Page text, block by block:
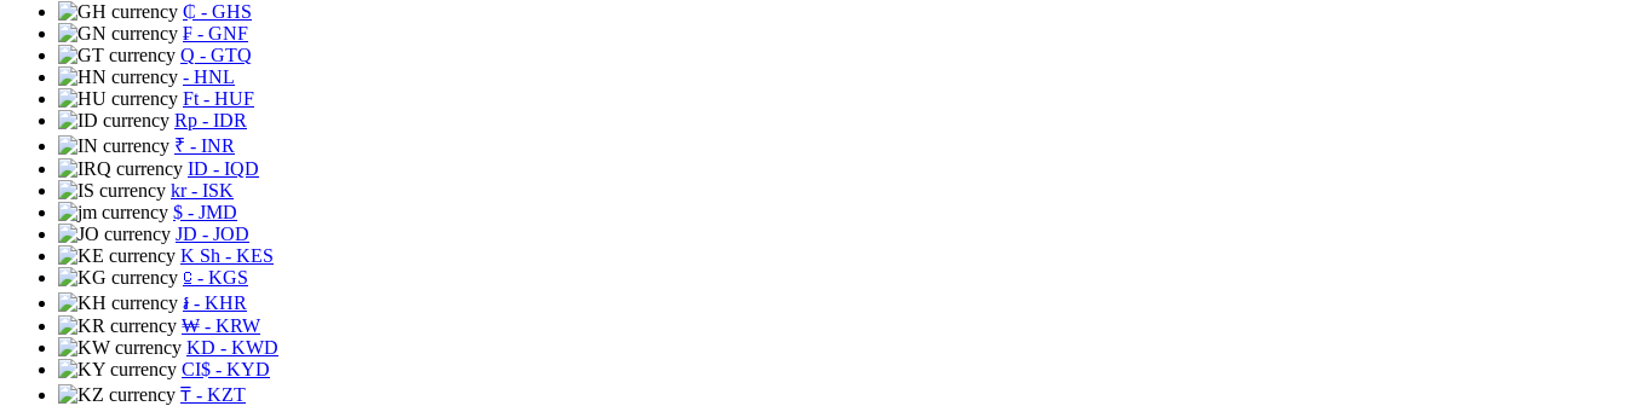
₵ - GHS
₣ - GNF
Q - GTQ
- HNL
Ft - HUF
Rp - IDR
₹ - INR
ID - IQD
kr- ISK
$ - JMD
JD - JOD
K Sh - KES
⃀ - KGS
៛ - KHR
₩ - KRW
KD - KWD
CI$ - KYD
₸ - KZT